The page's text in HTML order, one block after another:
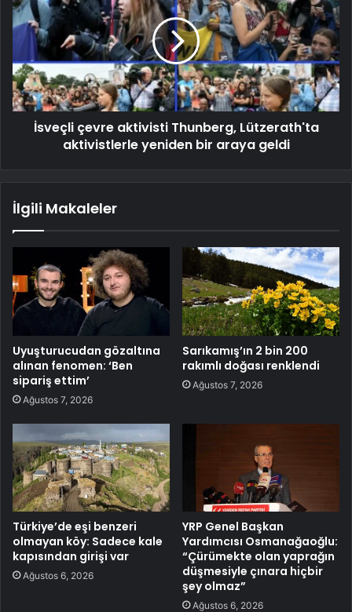
İsveçli çevre aktivisti Thunberg, Lützerath'ta
aktivistlerle yeniden bir araya geldi
İlgili Makaleler
Uyuşturucudan gözaltına
alınan fenomen: ‘Ben
sipariş ettim’
Ağustos 7, 2026
Sarıkamış’ın 2 bin 200
rakımlı doğası renklendi
Ağustos 7, 2026
Türkiye’de eşi benzeri
olmayan köy: Sadece kale
kapısından girişi var
Ağustos 6, 2026
YRP Genel Başkan
Yardımcısı Osmanağaoğlu:
“Çürümekte olan yaprağın
düşmesiyle çınara hiçbir
şey olmaz”
Ağustos 6, 2026